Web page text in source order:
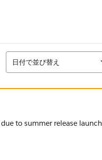
並び替え
日付で並び替え
to summer release launch